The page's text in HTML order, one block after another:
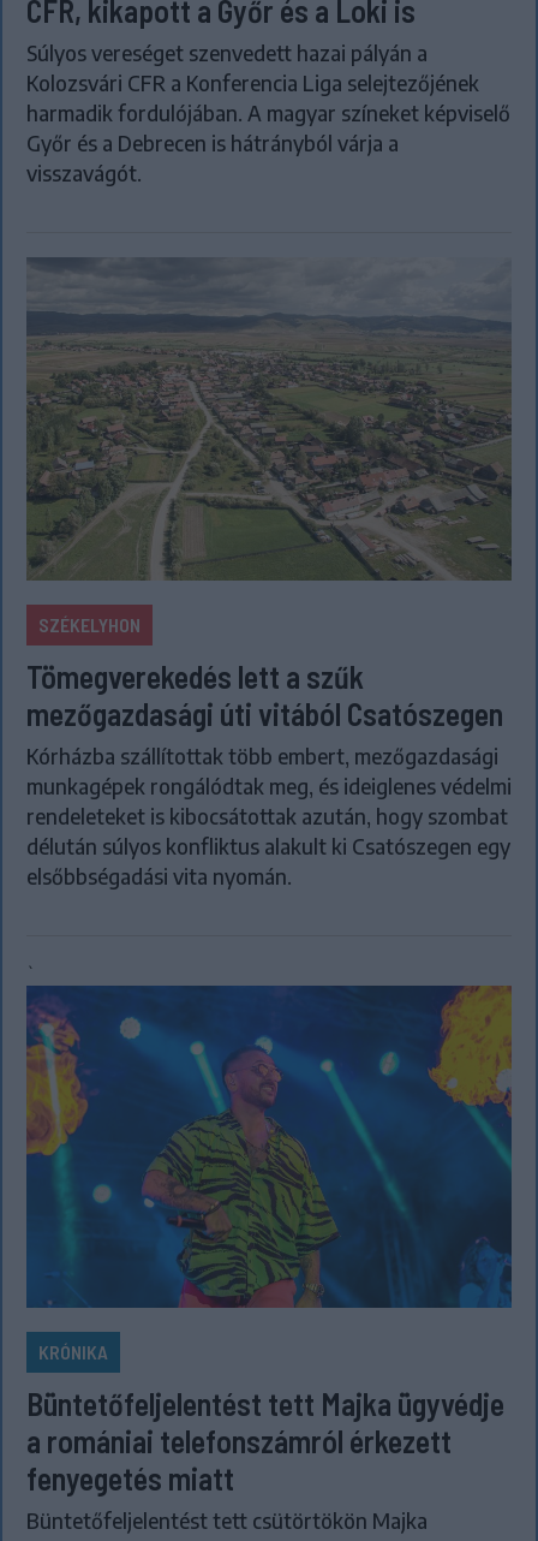
CFR, kikapott a Győr és a Loki is
Súlyos vereséget szenvedett hazai pályán a
Kolozsvári CFR a Konferencia Liga selejtezőjének
harmadik fordulójában. A magyar színeket képviselő
Győr és a Debrecen is hátrányból várja a
visszavágót.
SZÉKELYHON
Tömegverekedés lett a szűk
mezőgazdasági úti vitából Csatószegen
Kórházba szállítottak több embert, mezőgazdasági
munkagépek rongálódtak meg, és ideiglenes védelmi
rendeleteket is kibocsátottak azután, hogy szombat
délután súlyos konfliktus alakult ki Csatószegen egy
elsőbbségadási vita nyomán.
`
KRÓNIKA
Büntetőfeljelentést tett Majka ügyvédje
a romániai telefonszámról érkezett
fenyegetés miatt
Büntetőfeljelentést tett csütörtökön Majka